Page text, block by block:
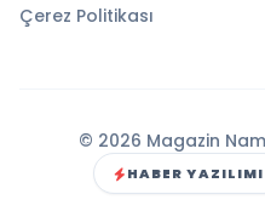
Çerez Politikası
© 2026 Magazin
HABER YAZILIMI